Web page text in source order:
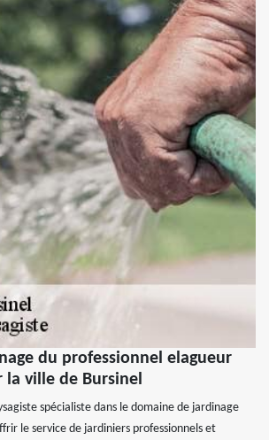
du professionnel elagueur
la ville de Bursinel
spécialiste dans le domaine de jardinage
le service de jardiniers professionnels et